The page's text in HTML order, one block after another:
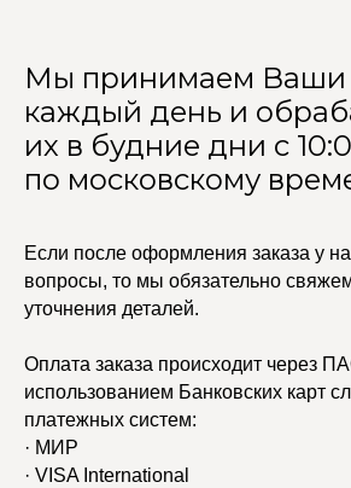
Мы принимаем Ваши
каждый день и
их в будние дни с
по московскому
Если после оформления заказа у
вопросы, то мы обязательно
уточнения деталей.
Оплата заказа происходит через
использованием Банковских карт
платежных систем:
· МИР
· VISA International